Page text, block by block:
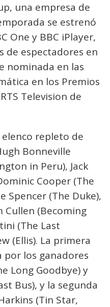
una empresa de
se estrenó
One y BBC iPlayer,
de espectadores en
nominada en las
en los Premios
Television de
repleto de
Bonneville
in Peru), Jack
Cooper (The
Spencer (The Duke),
Cullen (Becoming
(The Last
(Ellis). La primera
los ganadores
Long Goodbye) y
Bus), y la segunda
(Tin Star,